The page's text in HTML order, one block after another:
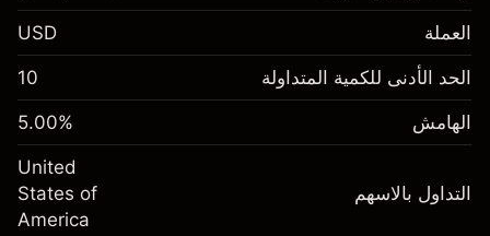
الهامش. استثمارك $1,000.00
-0.021596
%
(-$4.32)
المال من الرافعة المالية ~
الهامش. استثمارك $1,000.00
-0.000626
%
(-$0.13)
العملة USD
الحد الأدنى للكمية المتداولة 10
الهامش 5.00%
التداول بالاسهم
United
States of
America